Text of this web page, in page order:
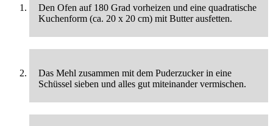
Den Ofen auf 180 Grad vorheizen und eine quadratische
Kuchenform (ca. 20 x 20 cm) mit Butter ausfetten.
Das Mehl zusammen mit dem Puderzucker in eine
Schüssel sieben und alles gut miteinander vermischen.